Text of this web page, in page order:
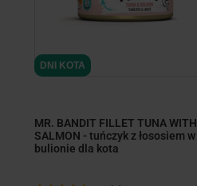
DNI KOTA
MR. BANDIT FILLET TUNA WITH
SALMON - tuńczyk z łososiem w
bulionie dla kota